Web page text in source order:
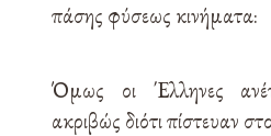
πάσης φύσεως κινήματα:
Όμως οι Έλληνες
ακριβώς διότι πίστευαν